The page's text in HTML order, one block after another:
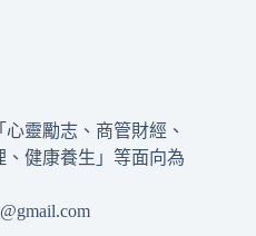
靈勵志、商管財經、
健康養生」等面向為